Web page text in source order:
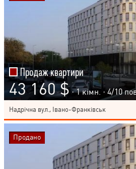
Продаж квартири
43 160 $ · 1 кімн. · 4/10
Надрічна вул., Івано-Франківськ
Продано